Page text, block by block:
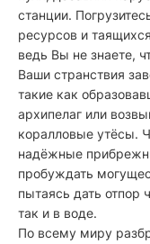
станции.
ресурсов и
ведь Вы не знаете,
Ваши странствия
такие как
архипелаг или
коралловые утёсы.
надёжные
пробуждать
пытаясь дать
так и в воде.
По всему миру